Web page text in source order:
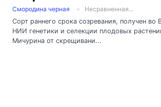
Смородина черная
Несравненная...
Сорт раннего срока созревания, получен во
НИИ генетики и селекции плодовых
Мичурина от скрещивани...